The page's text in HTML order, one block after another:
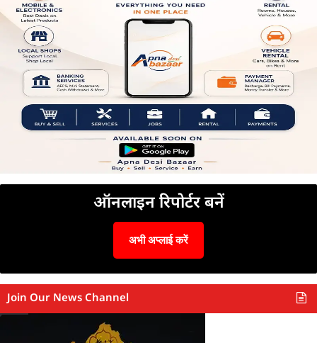
ऑनलाइन रिपोर्टर बनें
अभी अप्लाई करें
Join Our News Channel